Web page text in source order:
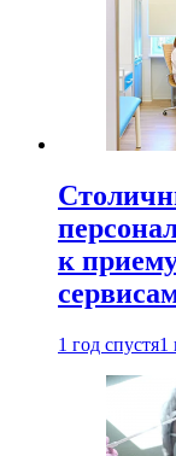
к
1 год спустя1